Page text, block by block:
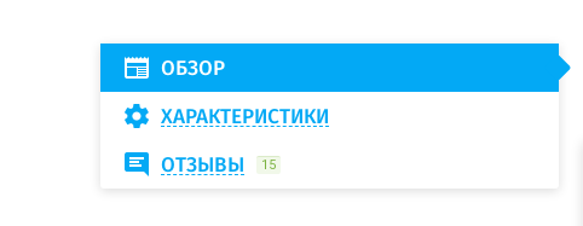
ОБЗОР
ХАРАКТЕРИСТИКИ
ОТЗЫВЫ 15